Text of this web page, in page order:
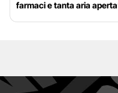
farmaci e tanta aria